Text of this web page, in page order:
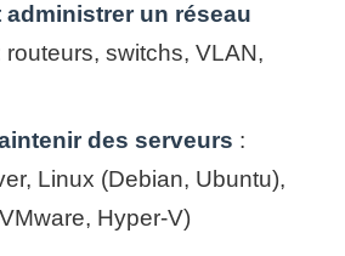
un réseau
routeurs, switchs, VLAN,
des serveurs :
Linux (Debian, Ubuntu),
Hyper-V)